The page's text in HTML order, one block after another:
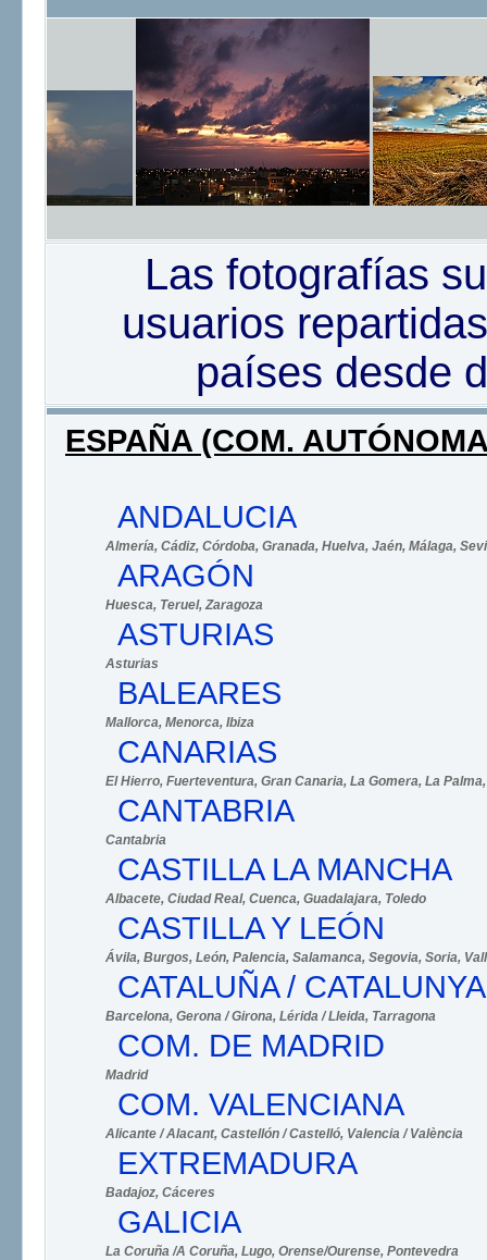
Las fotografías
usuarios
países desde
ESPAÑA (COM.
ANDALUCIA
Almería, Cádiz, Córdoba, Granada, Huelva, Jaén, Málaga,
ARAGÓN
Huesca, Teruel, Zaragoza
ASTURIAS
Asturias
BALEARES
Mallorca, Menorca, Ibiza
CANARIAS
El Hierro, Fuerteventura, Gran Canaria, La Gomera, La Palma
CANTABRIA
Cantabria
CASTILLA LA MANCHA
Albacete, Ciudad Real, Cuenca, Guadalajara, Toledo
CASTILLA Y LEÓN
Ávila, Burgos, León, Palencia, Salamanca, Segovia, Soria,
CATALUÑA / CATALUNYA
Barcelona, Gerona / Girona, Lérida / Lleida, Tarragona
COM. DE MADRID
Madrid
COM. VALENCIANA
Alicante / Alacant, Castellón / Castelló, Valencia / València
EXTREMADURA
Badajoz, Cáceres
GALICIA
La Coruña /A Coruña, Lugo, Orense/Ourense, Pontevedra